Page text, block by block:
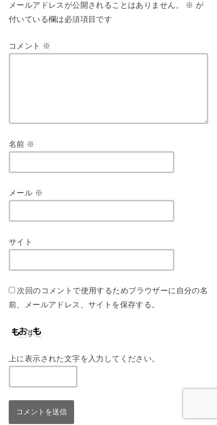
メールアドレスが公開されることはありません。 ※ が
付いている欄は必須項目です
コメント ※
名前 ※
メール ※
サイト
次回のコメントで使用するためブラウザーに自分の名
前、メールアドレス、サイトを保存する。
上に表示された文字を入力してください。